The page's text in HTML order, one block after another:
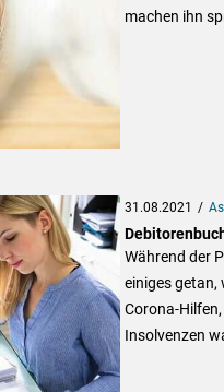
machen ihn
31.08.2021
Während der
einiges getan,
Corona-
Insolvenzen